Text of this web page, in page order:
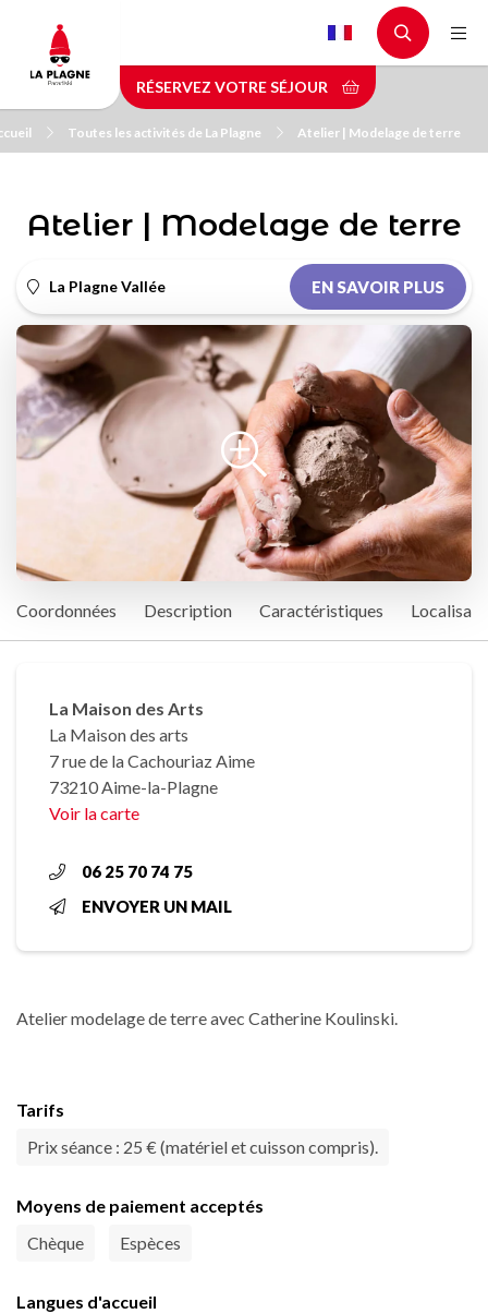
contenu
principal
RÉSERVEZ VOTRE SÉJOUR
Toutes les activités de La Plagne Atelier | Modelage de terre
Atelier | Modelage de terre
La Plagne Vallée EN SAVOIR PLUS
Coordonnées Description Caractéristiques
La Maison des Arts
La Maison des arts
7 rue de la Cachouriaz Aime
73210 Aime-la-Plagne
Voir la carte
06 25 70 74 75
ENVOYER UN MAIL
Atelier modelage de terre avec Catherine Koulinski.
Tarifs
Prix séance : 25 € (matériel et cuisson compris).
Moyens de paiement acceptés
Chèque
Espèces
Langues d'accueil